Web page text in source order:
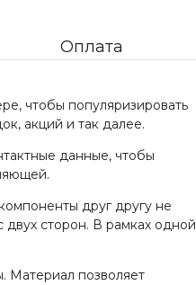
Оплата
чтобы популяризировать
акций и так далее.
данные, чтобы
друг другу не
двух сторон. В рамках одной
Материал позволяет